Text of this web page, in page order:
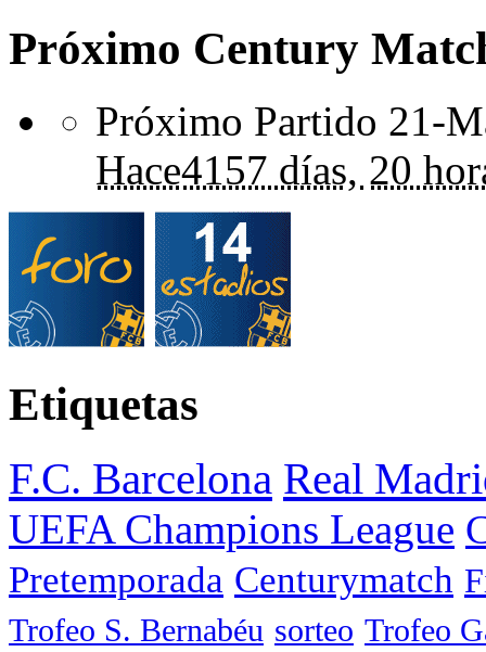
Próximo Century
Próximo Partido 21-
Hace4157 días, 20
Etiquetas
F.C. Barcelona Real
UEFA Champions League
Pretemporada Centurymatch
Trofeo S. Bernabéu sorteo Trofeo